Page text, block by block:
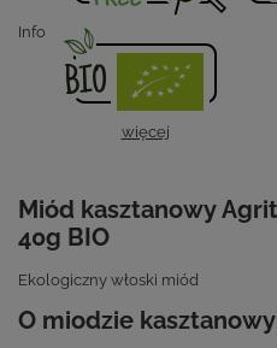
Info
więcej
Miód kasztanowy
40g BIO
Ekologiczny włoski miód
O miodzie